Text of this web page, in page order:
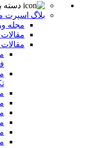
دسته
بلاگ اسپرت
مجله